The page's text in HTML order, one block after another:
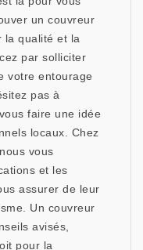
un couvreur
la qualité et la
par solliciter
votre entourage
pas à
faire une idée
locaux. Chez
vous
et les
assurer de leur
Un couvreur
avisés,
pour la